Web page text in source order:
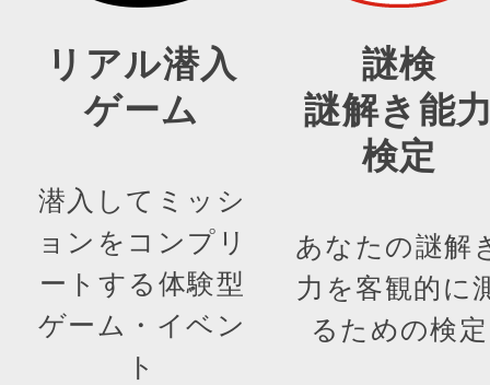
リアル潜入
ゲーム
潜入してミッシ
ョンをコンプリ
ートする体験型
ゲーム・イベン
ト
謎検
謎解き能
検定
あなたの謎解
力を客観的に
るための検定